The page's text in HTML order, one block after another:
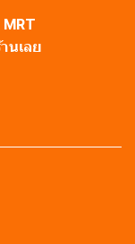
นเลย